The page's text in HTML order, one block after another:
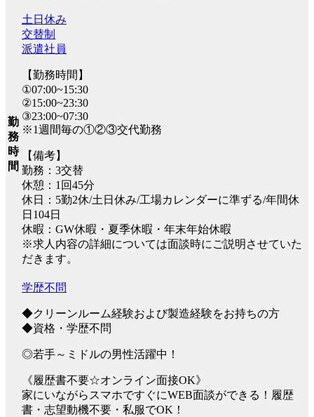
勤
務
時
間
土日休み
交替制
派遣社員
【勤務時間】
①07:00~15:30
②15:00~23:30
③23:00~07:30
※1週間毎の①②③交代勤務
【備考】
勤務：3交替
休憩：1回45分
休日：5勤2休/土日休み/工場カレンダーに準ずる/年間休
日104日
休暇：GW休暇・夏季休暇・年末年始休暇
※求人内容の詳細については面談時にご説明させていた
だきます。
学歴不問
◆クリーンルーム経験および製造経験をお持ちの方
◆資格・学歴不問
◎若手～ミドルの男性活躍中！
《履歴書不要☆オンライン面接OK》
家にいながらスマホですぐにWEB面談ができる！履歴
書・志望動機不要・私服でOK！